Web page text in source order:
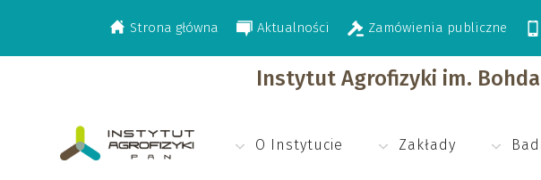
Strona główna Aktualności Zamówienia publiczne
Instytut Agrofizyki im.
O Instytucie Zakłady
>Feledyn-Szewczyk Beata